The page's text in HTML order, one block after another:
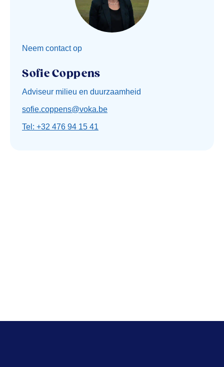
Neem contact op
Sofie Coppens
Adviseur milieu en duurzaamheid
sofie.coppens@voka.be
Tel: +32 476 94 15 41